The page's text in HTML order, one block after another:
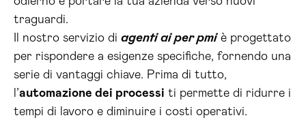
traguardi.
Il nostro servizio di agenti ai per pmiè progettato
per rispondere a esigenze specifiche, fornendo una
serie di vantaggi chiave. Prima di tutto,
l’automazione dei processi ti permette di ridurre i
tempi di lavoro e diminuire i costi operativi.